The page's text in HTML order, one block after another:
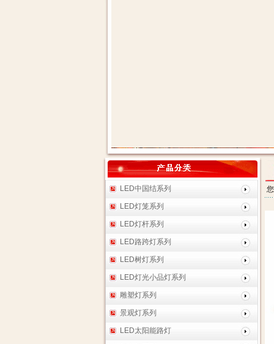
LED中国结系列
LED灯笼系列
LED灯杆系列
LED路跨灯系列
LED树灯系列
LED灯光小品灯系列
雕塑灯系列
景观灯系列
LED太阳能路灯